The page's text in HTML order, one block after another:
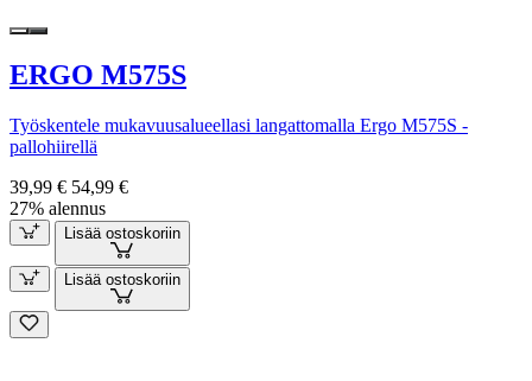
ERGO M575S
Työskentele mukavuusalueellasi langattomalla Ergo M575S -
pallohiirellä
39,99 € 54,99 €
27% alennus
Lisää ostoskoriin
Lisää ostoskoriin